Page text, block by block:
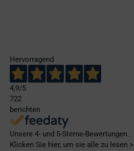
Hervorragend
4,9/5
722
berichten
Unsere 4- und 5-Sterne-Bewertungen.
Klicken Sie hier, um sie alle zu lesen >